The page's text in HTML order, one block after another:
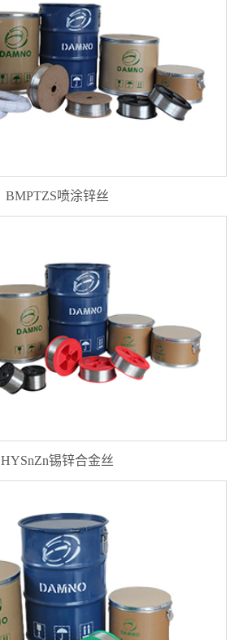
BMPTZS喷涂锌丝
HYSnZn锡锌合金丝